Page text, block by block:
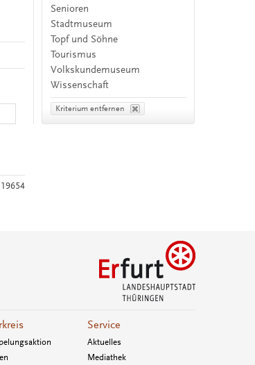
Senioren
Stadtmuseum
Topf und Söhne
Tourismus
Volkskundemuseum
Wissenschaft
Kriterium entfernen
Service
Aktuelles
Mediathek